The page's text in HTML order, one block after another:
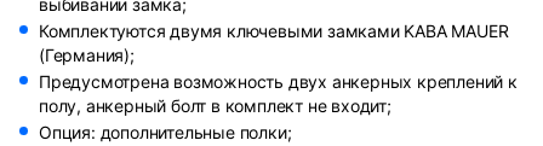
выбивании замка;
Комплектуются двумя ключевыми замками KABA MAUER
(Германия);
Предусмотрена возможность двух анкерных креплений к
полу, анкерный болт в комплект не входит;
Опция: дополнительные полки;